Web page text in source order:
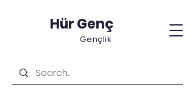
Hür Genç
Gençlik